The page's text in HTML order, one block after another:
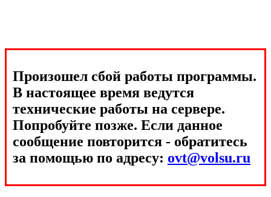
Произошел сбой работы программы.
В настоящее время ведутся
технические работы на сервере.
Попробуйте позже. Если данное
сообщение повторится - обратитесь
за помощью по адресу: ovt@volsu.ru